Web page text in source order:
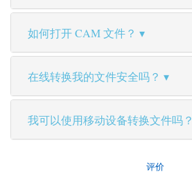
如何打开 CAM 文件？
在线转换我的文件安全吗？
我可以使用移动设备转换文件吗？
评价